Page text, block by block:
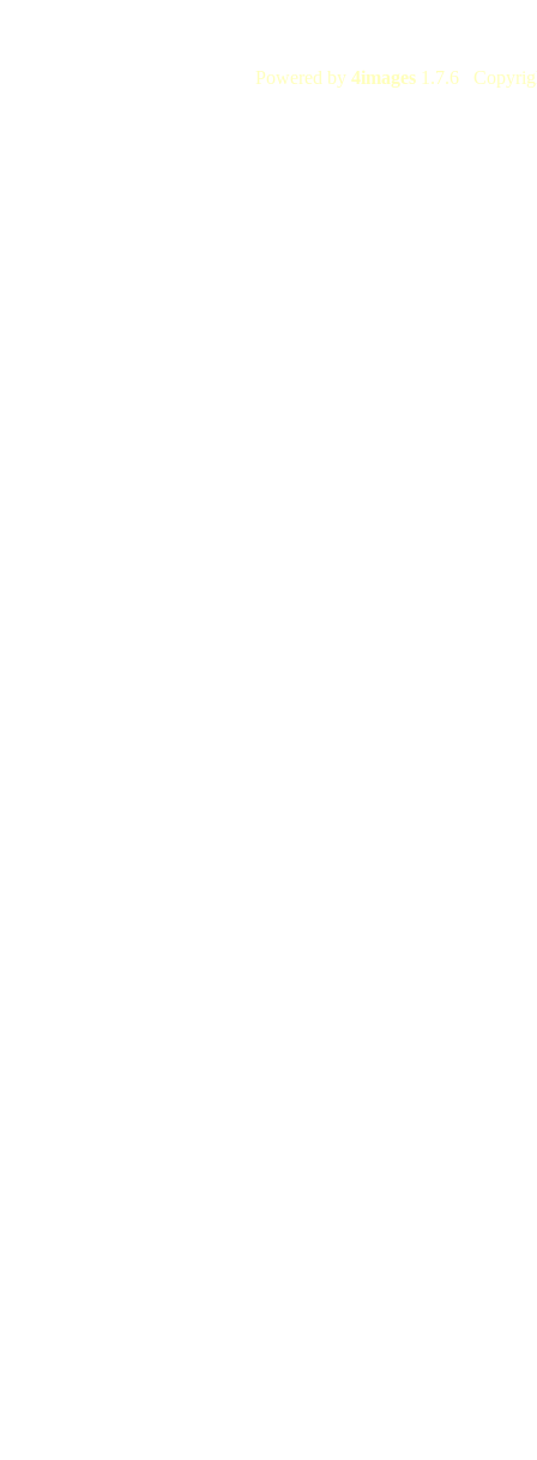
Powered by 4images 1.7.6